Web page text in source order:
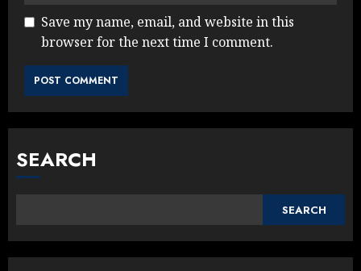
Save my name, email, and website in this
browser for the next time I comment.
SEARCH
SEARCH